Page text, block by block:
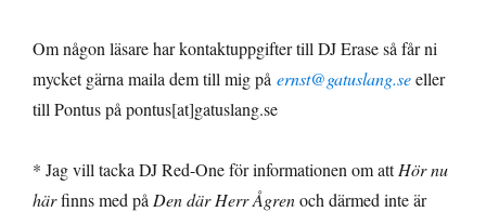
Om någon läsare har kontaktuppgifter till DJ Erase så får ni
mycket gärna maila dem till mig på ernst@gatuslang.seeller
till Pontus på pontus[at]gatuslang.se
* Jag vill tacka DJ Red-One för informationen om attHör nu
härfinns med på Den där Herr Ågrenoch därmed inte är